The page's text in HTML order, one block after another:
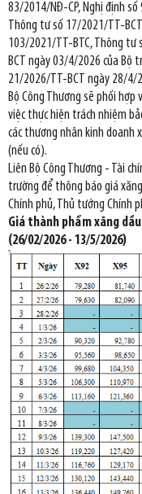
83/2014/NĐ-CP, Nghị định
Thông tư số 17/2021/TT-
103/2021/TT-BTC, Thông
BCT ngày 03/4/2026 của Bộ
21/2026/TT-BCT ngày 28/4/
Bộ Công Thương sẽ phối hợp
việc thực hiện trách nhiệm
các thương nhân kinh doanh
(nếu có).
Liên Bộ Công Thương - Tài
trường để thông báo giá
Chính phủ, Thủ tướng Chính
Giá thành phẩm xăng
(26/02/2026 - 13/5/2026)